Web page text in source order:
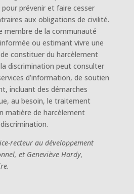
prévenir et faire cesser
aux obligations de civilité.
membre de la communauté
ou estimant vivre une
constituer du harcèlement
discrimination peut consulter
d’information, de soutien
incluant des démarches
au besoin, le traitement
matière de harcèlement
recteur au développement
et Geneviève Hardy,